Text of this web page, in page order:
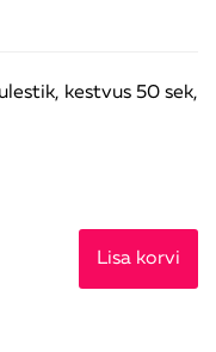
kestvus 50 sek,
Lisa korvi